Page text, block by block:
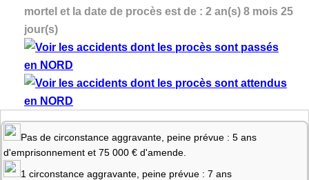
mortel et la date de procès est de : 2 an(s) 8 mois 25
jour(s)
Pas de circonstance aggravante, peine prévue : 5 ans
d'emprisonnement et 75 000 € d'amende.
1 circonstance aggravante, peine prévue : 7 ans